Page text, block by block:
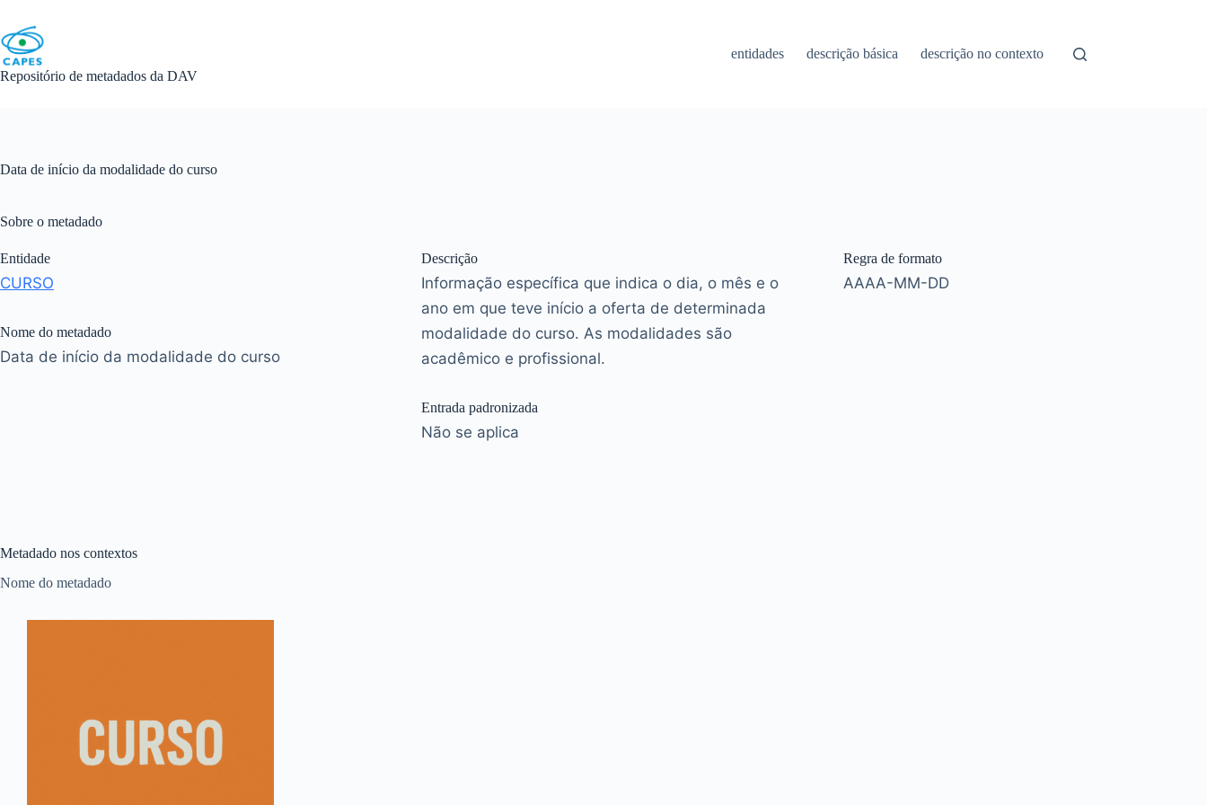
content
Repositório de metadados da DAV
entidades descrição básica descrição no contexto
Data de início da modalidade do curso
Sobre o metadado
Entidade
CURSO
Nome do metadado
Data de início da modalidade do curso
Descrição
Informação específica que indica o dia, o mês e o
ano em que teve início a oferta de determinada
modalidade do curso. As modalidades são
acadêmico e profissional.
Entrada padronizada
Não se aplica
Regra de formato
AAAA-MM-DD
Metadado nos contextos
Nome do metadado